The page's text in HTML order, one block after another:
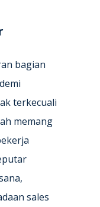
bagian
terkecuali
memang
sales